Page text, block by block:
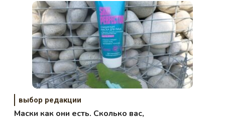
выбор редакции
Маски как они есть. Сколько вас,